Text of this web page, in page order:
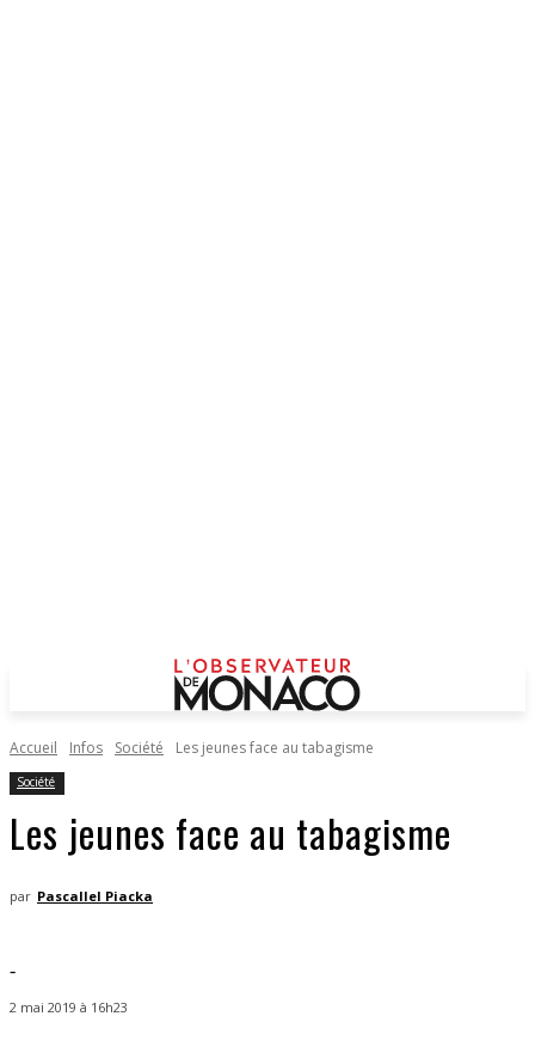
Accueil Infos Société Les jeunes face au tabagisme
Société
Les jeunes face au tabagisme
par Pascallel Piacka
-
2 mai 2019 à 16h23